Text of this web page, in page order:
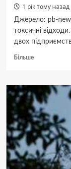
1 рік тому назад
Джерело: pb-
токсичні
двох
БільшеДокладніше
двох
підприємств
на
Київщині
закопували
в
ґрунт
токсичні
відходи